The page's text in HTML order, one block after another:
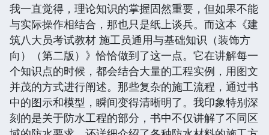
我一直觉得，理论知识的掌握固然重要，但如果不能
与实际操作相结合，那也只是纸上谈兵。而这本《建
筑八大员考试教材 施工员通用与基础知识（装饰方
向）（第二版）》恰恰做到了这一点。它在讲解每一
个知识点的时候，都会结合大量的工程实例，用图文
并茂的方式进行阐述。那些复杂的施工流程，通过书
中的图示和模型，瞬间变得清晰明了。我印象特别深
刻的是关于防水工程的部分，书中不仅讲解了不同区